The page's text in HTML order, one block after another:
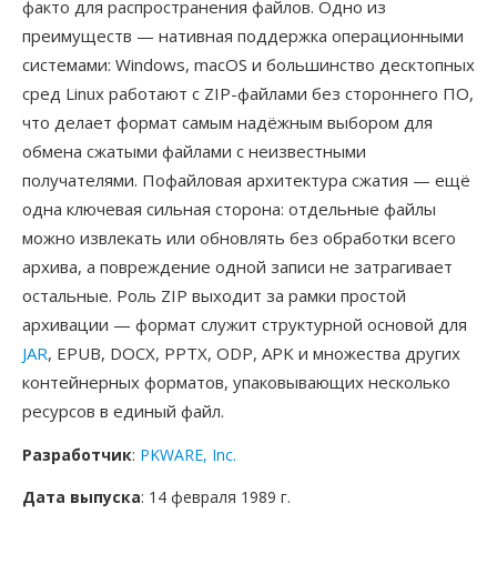
факто для распространения файлов. Одно из
преимуществ — нативная поддержка операционными
системами: Windows, macOS и большинство десктопных
сред Linux работают с ZIP-файлами без стороннего ПО,
что делает формат самым надёжным выбором для
обмена сжатыми файлами с неизвестными
получателями. Пофайловая архитектура сжатия — ещё
одна ключевая сильная сторона: отдельные файлы
можно извлекать или обновлять без обработки всего
архива, а повреждение одной записи не затрагивает
остальные. Роль ZIP выходит за рамки простой
архивации — формат служит структурной основой для
JAR, EPUB, DOCX, PPTX, ODP, APK и множества других
контейнерных форматов, упаковывающих несколько
ресурсов в единый файл.
Разработчик: PKWARE, Inc.
Дата выпуска: 14 февраля 1989 г.